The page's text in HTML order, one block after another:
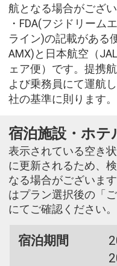
航となる場合がござい
・FDA(フジドリーム
ライン)の記載がある
AMX)と日本航空（
ェア便）です。提携
よび乗務員にて運航
社の基準に則ります。
宿泊施設・ホ
表示されている空き
に更新されるため、
なる場合がございま
はプラン選択後の「
にてご確認ください。
宿泊期間